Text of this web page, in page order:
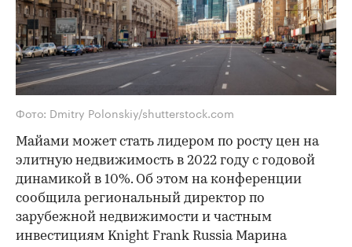
Фото: Dmitry Polonskiy/shutterstock.com
Майами может стать лидером по росту цен на
элитную недвижимость в 2022 году с годовой
динамикой в 10%. Об этом на конференции
сообщила региональный директор по
зарубежной недвижимости и частным
инвестициям Knight Frank Russia Марина